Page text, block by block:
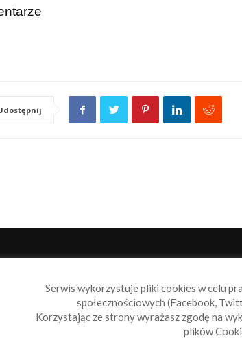
Sailbook.pl to
wiadomości ze
nie tylko.
Serwis wykorzystuje pliki cookies w celu
społecznościowych (Facebook,
Korzystając ze strony wyrażasz zgodę na
plików